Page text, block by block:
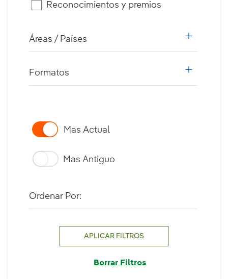
Reconocimientos y premios
Áreas / Países
Formatos
Ordenar Por:
Mas Actual
Mas Antiguo
APLICAR FILTROS
Borrar Filtros